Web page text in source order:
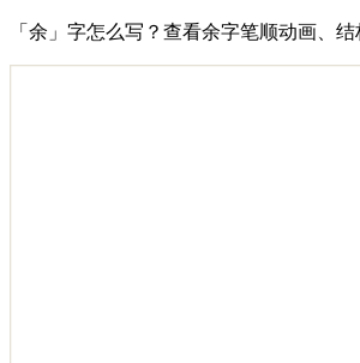
「余」字怎么写？查看余字笔顺动画、